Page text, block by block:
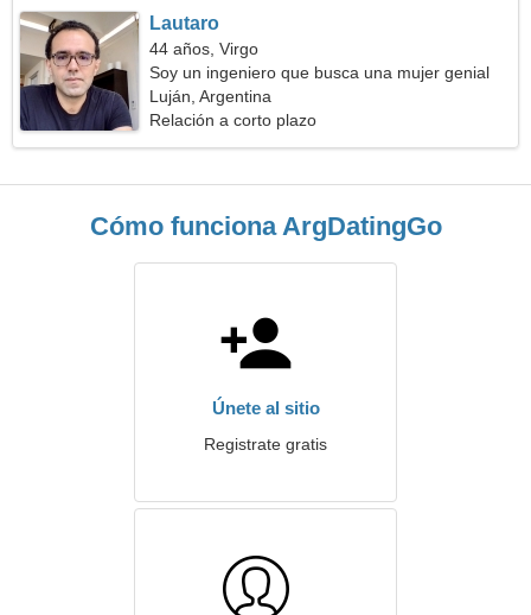
Lautaro
44 años, Virgo
Soy un ingeniero que busca una mujer genial
Luján, Argentina
Relación a corto plazo
Cómo funciona ArgDatingGo
Únete al sitio
Registrate gratis